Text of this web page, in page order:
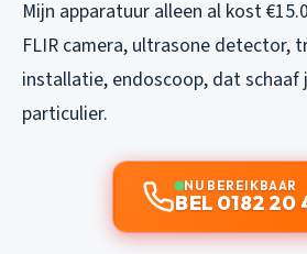
Mijn apparatuur alleen al kost
FLIR camera, ultrasone detector,
installatie, endoscoop, dat schaaf
particulier.
NU BEREIKBAAR
BEL 0182 20